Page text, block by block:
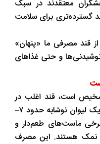
معتقدند در سبک
گسترده‌تری برای سلامت
قند مصرفی ما «پنهان»
و حتی غذاهای
است، قند اغلب در
غذاها «مخفی» است. برای مثال: یک لیوان نوشابه حدود ۷–
برخی ماست‌های طعم‌دار و
نمک هستند. این مصرف